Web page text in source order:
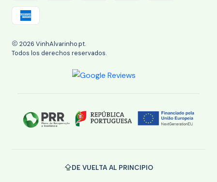
2026 VinhAlvarinho.pt.
Todos los derechos reservados.
DE VUELTA AL PRINCIPIO